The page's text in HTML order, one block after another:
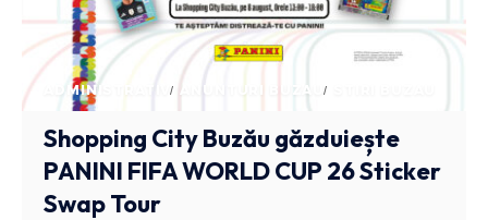
ADMINISTRATIV ANUNTURI BUZAU
Shopping City Buzău găzduiește
PANINI FIFA WORLD CUP 26 Sticker
Swap Tour